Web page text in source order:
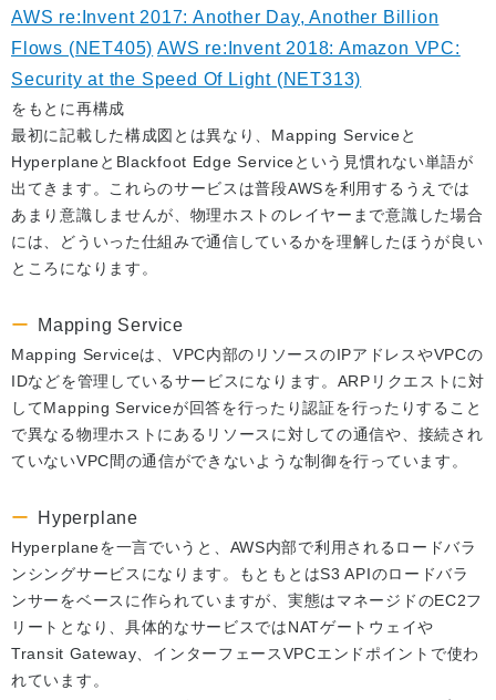
AWS re:Invent 2017: Another Day, Another Billion
Flows (NET405) AWS re:Invent 2018: Amazon VPC:
Security at the Speed Of Light (NET313)
をもとに再構成
最初に記載した構成図とは異なり、Mapping Serviceと
HyperplaneとBlackfoot Edge Serviceという見慣れない単語が
出てきます。これらのサービスは普段AWSを利用するうえでは
あまり意識しませんが、物理ホストのレイヤーまで意識した場合
には、どういった仕組みで通信しているかを理解したほうが良い
ところになります。
Mapping Service
Mapping Serviceは、VPC内部のリソースのIPアドレスやVPCの
IDなどを管理しているサービスになります。ARPリクエストに対
してMapping Serviceが回答を行ったり認証を行ったりすること
で異なる物理ホストにあるリソースに対しての通信や、接続され
ていないVPC間の通信ができないような制御を行っています。
Hyperplane
Hyperplaneを一言でいうと、AWS内部で利用されるロードバラ
ンシングサービスになります。もともとはS3 APIのロードバラ
ンサーをベースに作られていますが、実態はマネージドのEC2フ
リートとなり、具体的なサービスではNATゲートウェイや
Transit Gateway、インターフェースVPCエンドポイントで使わ
れています。